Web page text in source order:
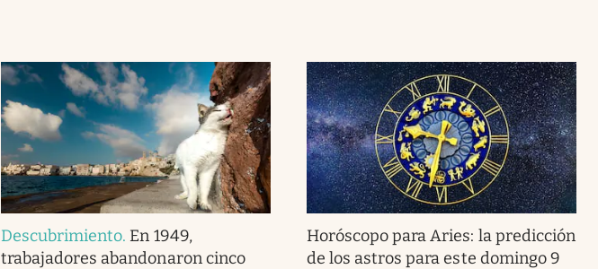
Descubrimiento. En 1949,
trabajadores abandonaron cinco
Horóscopo para Aries: la predicción
de los astros para este domingo 9